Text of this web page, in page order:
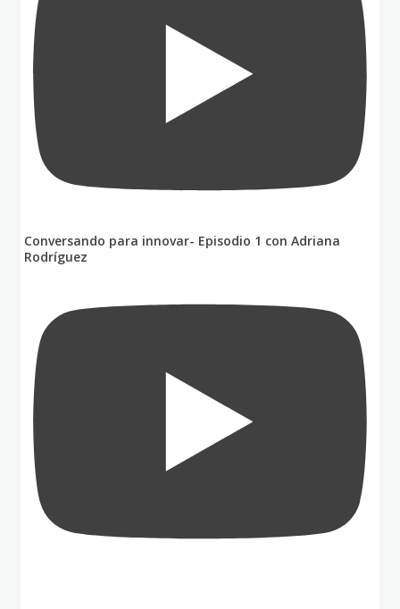
Conversando para innovar- Episodio 1 con Adriana
Rodríguez